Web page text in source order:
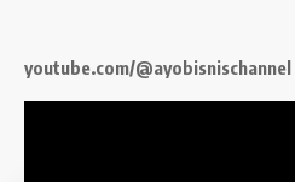
youtube.com/@ayobisnischannel